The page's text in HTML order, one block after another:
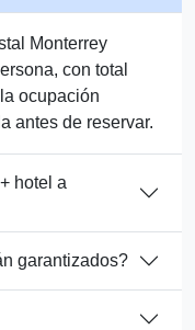
Monterrey
con total
ocupación
antes de reservar.
hotel a
garantizados?